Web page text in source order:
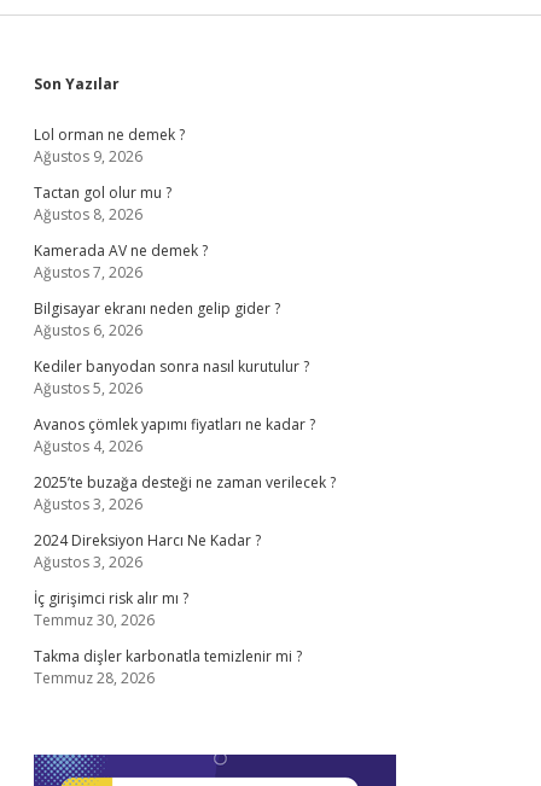
Sidebar
Son Yazılar
Lol orman ne demek ?
Ağustos 9, 2026
Tactan gol olur mu ?
Ağustos 8, 2026
Kamerada AV ne demek ?
Ağustos 7, 2026
Bilgisayar ekranı neden gelip gider ?
Ağustos 6, 2026
Kediler banyodan sonra nasıl kurutulur ?
Ağustos 5, 2026
Avanos çömlek yapımı fiyatları ne kadar ?
Ağustos 4, 2026
2025’te buzağa desteği ne zaman verilecek ?
Ağustos 3, 2026
2024 Direksiyon Harcı Ne Kadar ?
Ağustos 3, 2026
İç girişimci risk alır mı ?
Temmuz 30, 2026
Takma dişler karbonatla temizlenir mi ?
Temmuz 28, 2026